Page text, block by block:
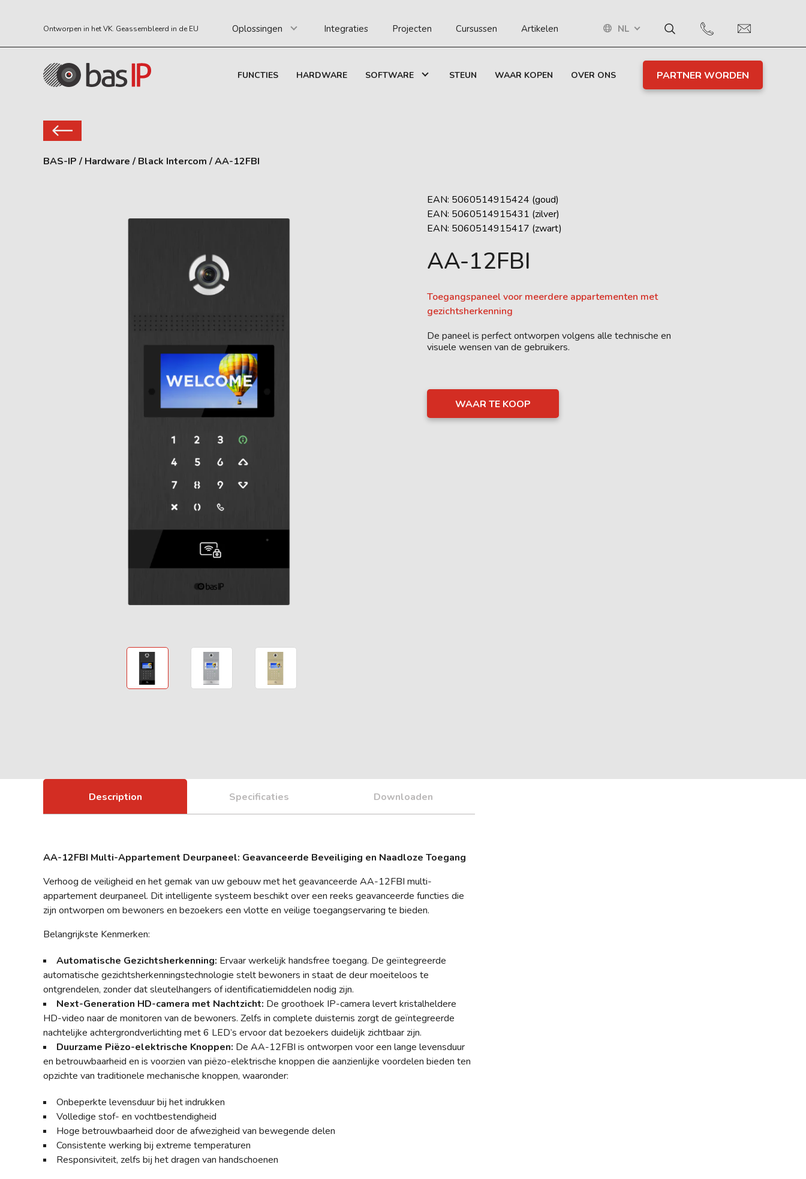
Ontworpen in het VK. Geassembleerd in de EU Oplossingen Integraties Projecten Cursussen Artikelen NL
FUNCTIES HARDWARE SOFTWARE STEUN WAAR KOPEN OVER ONS PARTNER WORDEN
BAS-IP / Hardware / Black Intercom /AA-12FBI
EAN: 5060514915424 (goud)
EAN: 5060514915431 (zilver)
EAN: 5060514915417 (zwart)
AA-12FBI
Toegangspaneel voor meerdere appartementen met
gezichtsherkenning
De paneel is perfect ontworpen volgens alle technische en
visuele wensen van de gebruikers.
WAAR TE KOOP
Description Specificaties Downloaden
AA-12FBI Multi-Appartement Deurpaneel: Geavanceerde Beveiliging en Naadloze Toegang
Verhoog de veiligheid en het gemak van uw gebouw met het geavanceerde AA-12FBI multi-
appartement deurpaneel. Dit intelligente systeem beschikt over een reeks geavanceerde functies die
zijn ontworpen om bewoners en bezoekers een vlotte en veilige toegangservaring te bieden.
Belangrijkste Kenmerken:
Automatische Gezichtsherkenning: Ervaar werkelijk handsfree toegang. De geïntegreerde
automatische gezichtsherkenningstechnologie stelt bewoners in staat de deur moeiteloos te
ontgrendelen, zonder dat sleutelhangers of identificatiemiddelen nodig zijn.
Next-Generation HD-camera met Nachtzicht: De groothoek IP-camera levert kristalheldere
HD-video naar de monitoren van de bewoners. Zelfs in complete duisternis zorgt de geïntegreerde
nachtelijke achtergrondverlichting met 6 LED’s ervoor dat bezoekers duidelijk zichtbaar zijn.
Duurzame Piëzo-elektrische Knoppen: De AA-12FBI is ontworpen voor een lange levensduur
en betrouwbaarheid en is voorzien van piëzo-elektrische knoppen die aanzienlijke voordelen bieden ten
opzichte van traditionele mechanische knoppen, waaronder:
Onbeperkte levensduur bij het indrukken
Volledige stof- en vochtbestendigheid
Hoge betrouwbaarheid door de afwezigheid van bewegende delen
Consistente werking bij extreme temperaturen
Responsiviteit, zelfs bij het dragen van handschoenen